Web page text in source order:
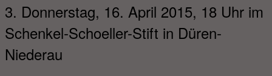
3. Donnerstag, 16. April 2015, 18 Uhr im
Schenkel-Schoeller-Stift in Düren-
Niederau